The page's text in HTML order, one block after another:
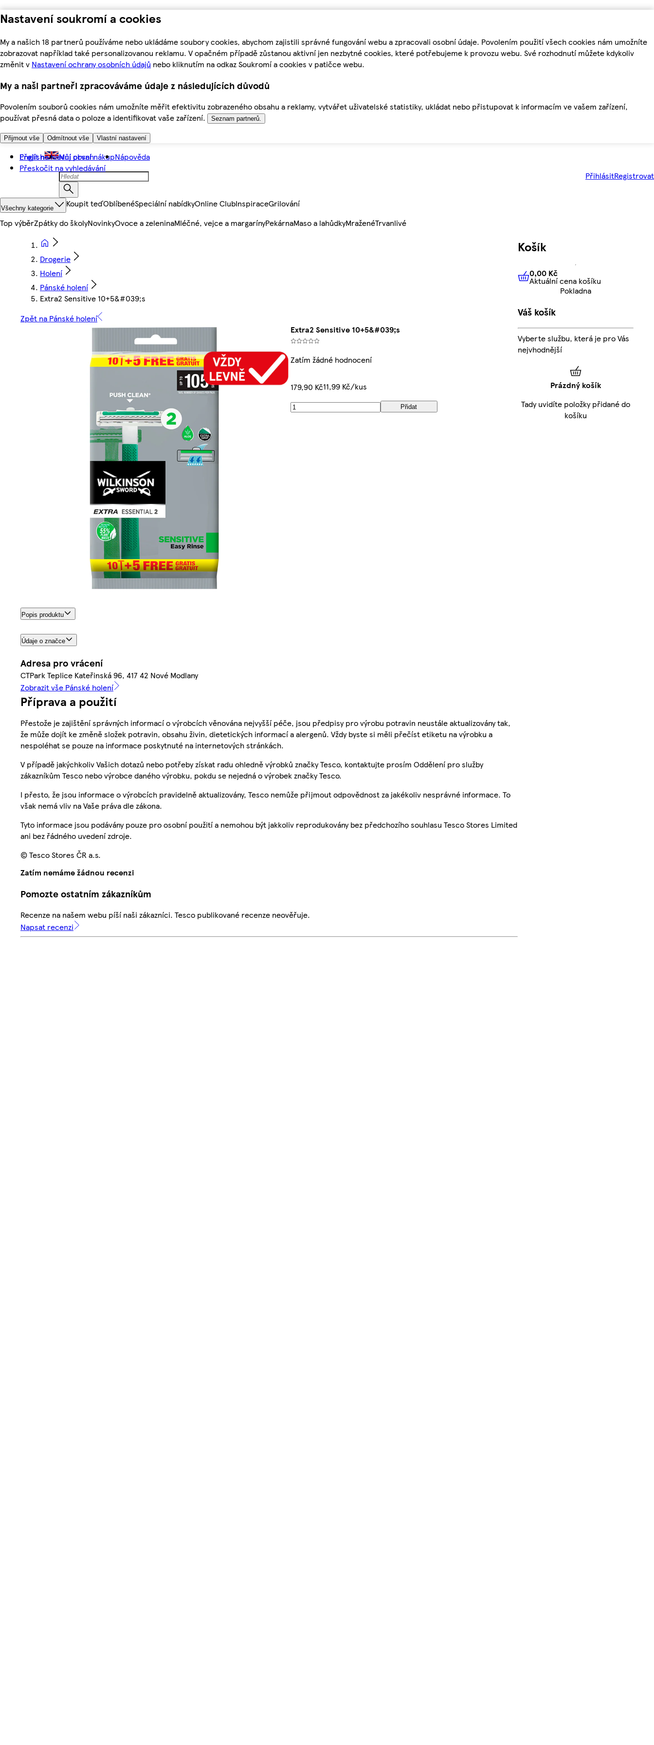
Nastavení soukromí a cookies
My a našich 18 partnerů používáme nebo ukládáme soubory cookies, abychom zajistili správné fungování webu a zpracovali osobní údaje. Povolením použití všech cookies nám umožníte
zobrazovat například také personalizovanou reklamu. V opačném případě zůstanou aktivní jen nezbytné cookies, které potřebujeme k provozu webu. Své rozhodnutí můžete kdykoliv
změnit v Nastavení ochrany osobních údajů nebo kliknutím na odkaz Soukromí a cookies v patičce webu.
My a naši partneři zpracováváme údaje z následujících důvodů
Povolením souborů cookies nám umožníte měřit efektivitu zobrazeného obsahu a reklamy, vytvářet uživatelské statistiky, ukládat nebo přistupovat k informacím ve vašem zařízení,
používat přesná data o poloze a identifikovat vaše zařízení.
Seznam partnerů.
Přijmout vše Odmítnout vše Vlastní nastavení
Přejít na hlavní obsah
Přeskočit na vyhledávání
English Můj první nákupNápověda
PřihlásitRegistrovat
Všechny kategorie Koupit teďOblíbenéSpeciální nabídkyOnline ClubInspiraceGrilování
Top výběrZpátky do školyNovinkyOvoce a zeleninaMléčné, vejce a margarínyPekárnaMaso a lahůdkyMraženéTrvanlivé
Drogerie
Holení
Pánské holení
Extra2 Sensitive 10+5&#039;s
Zpět na Pánské holení
Extra2 Sensitive 10+5&#039;s
Zatím žádné hodnocení
179,90 Kč11,99 Kč/kus
Přidat
Popis produktu
Údaje o značce
Adresa pro vrácení
CTPark Teplice Kateřinská 96, 417 42 Nové Modlany
Zobrazit vše Pánské holení
Příprava a použití
Přestože je zajištění správných informací o výrobcích věnována nejvyšší péče, jsou předpisy pro výrobu potravin neustále aktualizovány tak,
že může dojít ke změně složek potravin, obsahu živin, dietetických informací a alergenů. Vždy byste si měli přečíst etiketu na výrobku a
nespoléhat se pouze na informace poskytnuté na internetových stránkách.
V případě jakýchkoliv Vašich dotazů nebo potřeby získat radu ohledně výrobků značky Tesco, kontaktujte prosím Oddělení pro služby
zákazníkům Tesco nebo výrobce daného výrobku, pokdu se nejedná o výrobek značky Tesco.
I přesto, že jsou informace o výrobcích pravidelně aktualizovány, Tesco nemůže přijmout odpovědnost za jakékoliv nesprávné informace. To
však nemá vliv na Vaše práva dle zákona.
Tyto informace jsou podávány pouze pro osobní použití a nemohou být jakkoliv reprodukovány bez předchozího souhlasu Tesco Stores Limited
ani bez řádného uvedení zdroje.
© Tesco Stores ČR a.s.
Zatím nemáme žádnou recenzi
Pomozte ostatním zákazníkům
Recenze na našem webu píší naši zákazníci. Tesco publikované recenze neověřuje.
Napsat recenzi
Košík
0,00 KčAktuální cena košíku
0,00 Kč
Aktuální cena košíku
Pokladna
Váš košík
Vyberte službu, která je pro Vás
nejvhodnější
Prázdný košík
Tady uvidíte položky přidané do
košíku